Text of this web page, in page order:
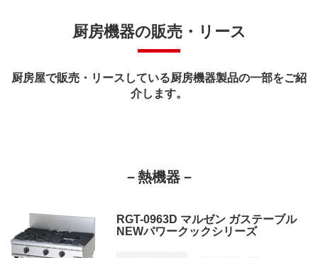
厨房機器の販売・リース
厨房屋で販売・リースしている厨房機器製品の一部をご紹
介します。
－熱機器－
RGT-0963D マルゼン ガステーブル
NEWパワークックシリーズ